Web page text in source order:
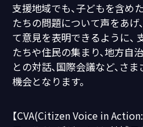
支援地域でも、子どもを含め
たちの問題について声をあげ
て意見を表明できるように、
たちや住民の集まり、地方自
との対話、国際会議など、さ
機会となります。
【CVA(Citizen Voice in